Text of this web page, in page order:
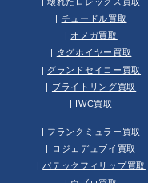
| チュードル買取
オメガ買取
タグホイヤー買取
| グランドセイコー買取
| ブライトリング買取
| IWC買取
| フランクミュラー買取
|
ロジェデュブイ買取
パテックフィリップ買取